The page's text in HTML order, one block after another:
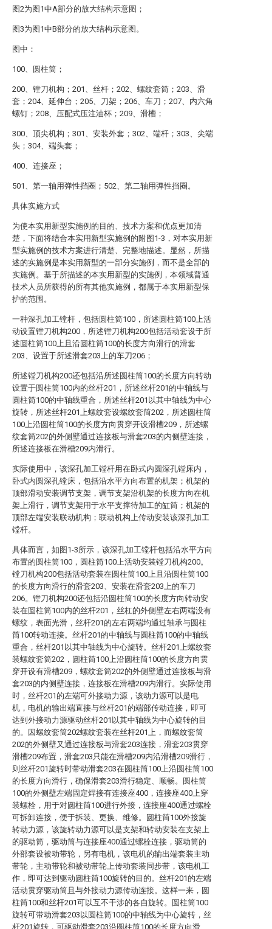
图2为图1中A部分的放大结构示意图；
图3为图1中B部分的放大结构示意图。
图中：
100、圆柱筒；
200、镗刀机构；201、丝杆；202、螺纹套筒；203、滑
套；204、延伸台；205、刀架；206、车刀；207、内六角
螺钉；208、压配式压注油杯；209、滑槽；
300、顶尖机构；301、安装外套；302、端杆；303、尖端
头；304、端头套；
400、连接座；
501、第一轴用弹性挡圈；502、第二轴用弹性挡圈。
具体实施方式
为使本实用新型实施例的目的、技术方案和优点更加清
楚，下面将结合本实用新型实施例的附图1-3，对本实用新
型实施例的技术方案进行清楚、完整地描述。显然，所描
述的实施例是本实用新型的一部分实施例，而不是全部的
实施例。基于所描述的本实用新型的实施例，本领域普通
技术人员所获得的所有其他实施例，都属于本实用新型保
护的范围。
一种深孔加工镗杆，包括圆柱筒100，所述圆柱筒100上活
动设置镗刀机构200，所述镗刀机构200包括活动套设于所
述圆柱筒100上且沿圆柱筒100的长度方向滑行的滑套
203、设置于所述滑套203上的车刀206；
所述镗刀机构200还包括沿所述圆柱筒100的长度方向转动
设置于圆柱筒100内的丝杆201，所述丝杆201的中轴线与
圆柱筒100的中轴线重合，所述丝杆201以其中轴线为中心
旋转，所述丝杆201上螺纹套设螺纹套筒202，所述圆柱筒
100上沿圆柱筒100的长度方向贯穿开设滑槽209，所述螺
纹套筒202的外侧壁通过连接板与滑套203的内侧壁连接，
所述连接板在滑槽209内滑行。
实际使用中，该深孔加工镗杆用在卧式内圆深孔镗床内，
卧式内圆深孔镗床，包括沿水平方向布置的机架；机架的
顶部滑动安装调节支架，调节支架沿机架的长度方向在机
架上滑行，调节支架用于水平支撑待加工的缸筒；机架的
顶部左端安装联动机构；联动机构上传动安装该深孔加工
镗杆。
具体而言，如图1-3所示，该深孔加工镗杆包括沿水平方向
布置的圆柱筒100，圆柱筒100上活动安装镗刀机构200。
镗刀机构200包括活动套装在圆柱筒100上且沿圆柱筒100
的长度方向滑行的滑套203、安装在滑套203上的车刀
206。镗刀机构200还包括沿圆柱筒100的长度方向转动安
装在圆柱筒100内的丝杆201，丝杠的外侧壁左右两端没有
螺纹，表面光滑，丝杆201的左右两端均通过轴承与圆柱
筒100转动连接。丝杆201的中轴线与圆柱筒100的中轴线
重合，丝杆201以其中轴线为中心旋转。丝杆201上螺纹套
装螺纹套筒202，圆柱筒100上沿圆柱筒100的长度方向贯
穿开设有滑槽209，螺纹套筒202的外侧壁通过连接板与滑
套203的内侧壁连接，连接板在滑槽209内滑行。实际使用
时，丝杆201的左端可外接动力源，该动力源可以是电
机，电机的输出端直接与丝杆201的端部传动连接，即可
达到外接动力源驱动丝杆201以其中轴线为中心旋转的目
的。因螺纹套筒202螺纹套装在丝杆201上，而螺纹套筒
202的外侧壁又通过连接板与滑套203连接，滑套203贯穿
滑槽209布置，滑套203只能在滑槽209内沿滑槽209滑行，
则丝杆201旋转时带动滑套203在圆柱筒100上沿圆柱筒100
的长度方向滑行，确保滑套203滑行稳定、顺畅。圆柱筒
100的外侧壁左端固定焊接有连接座400，连接座400上穿
装螺栓，用于对圆柱筒100进行外接，连接座400通过螺栓
可拆卸连接，便于拆装、更换、维修。圆柱筒100外接旋
转动力源，该旋转动力源可以是支架和转动安装在支架上
的驱动筒，驱动筒与连接座400通过螺栓连接，驱动筒的
外部套设被动带轮，另有电机，该电机的输出端套装主动
带轮，主动带轮和被动带轮上传动套装同步带，该电机工
作，即可达到驱动圆柱筒100旋转的目的。丝杆201的左端
活动贯穿驱动筒且与外接动力源传动连接。这样一来，圆
柱筒100和丝杆201可以互不干涉的各自旋转。圆柱筒100
旋转可带动滑套203以圆柱筒100的中轴线为中心旋转，丝
杆201旋转，可驱动滑套203沿圆柱筒100的长度方向滑